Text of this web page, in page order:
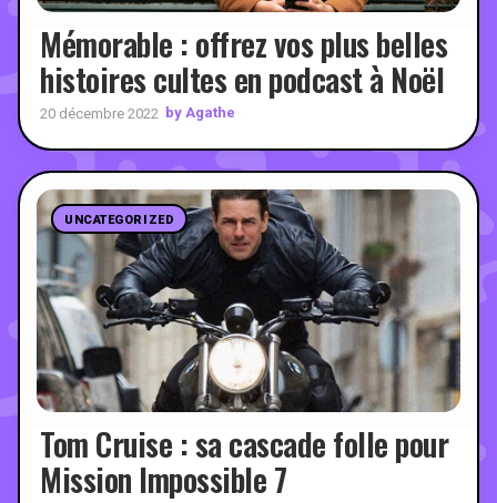
Mémorable : offrez vos plus belles
histoires cultes en podcast à Noël
20 décembre 2022 by Agathe
UNCATEGORIZED
Tom Cruise : sa cascade folle pour
Mission Impossible 7